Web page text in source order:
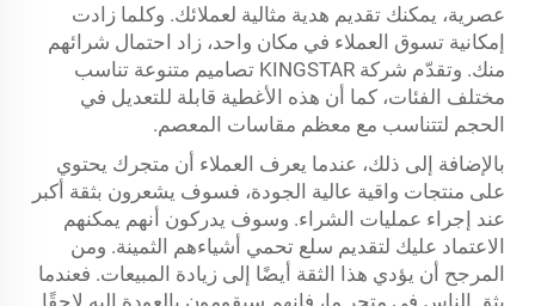
عصرية، يمكنك تقديم هدية مثالية لعملائك. وكلما زادت
إمكانية تسوق العملاء في مكان واحد، زاد احتمال شرائهم
منك. وتقدّم شركة KINGSTAR تصاميم متنوعة تناسب
مختلف الفئات، كما أن هذه الأغطية قابلة للتعديل في
الحجم لتتناسب مع معظم مقاسات المعصم.
بالإضافة إلى ذلك، عندما يعرف العملاء أن متجرك يحتوي
على منتجات واقية عالية الجودة، فسوف يشعرون بثقة أكبر
عند إجراء عمليات الشراء. وسوف يدركون أنهم يمكنهم
الاعتماد عليك لتقديم سلع تحمي أشياءهم الثمينة. ومن
المرجح أن يؤدي هذا الثقة أيضًا إلى زيادة المبيعات. فعندما
يثق الناس في متجر ما، فإنهم سيقومون بالعودة إليه لاحقًا